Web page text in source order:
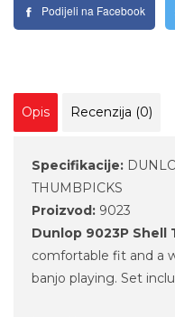
Podijeli na Facebook
Opis Recenzija (0)
Specifikacije:
THUMBPICKS
Proizvod: 9023
Dunlop 9023P Shell
comfortable fit and a
banjo playing. Set